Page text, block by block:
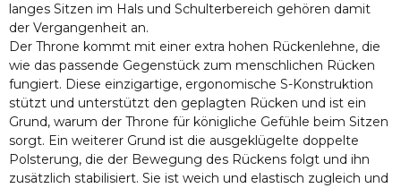
langes Sitzen im Hals und Schulterbereich gehören damit
der Vergangenheit an.
Der Throne kommt mit einer extra hohen Rückenlehne, die
wie das passende Gegenstück zum menschlichen Rücken
fungiert. Diese einzigartige, ergonomische S-Konstruktion
stützt und unterstützt den geplagten Rücken und ist ein
Grund, warum der Throne für königliche Gefühle beim Sitzen
sorgt. Ein weiterer Grund ist die ausgeklügelte doppelte
Polsterung, die der Bewegung des Rückens folgt und ihn
zusätzlich stabilisiert. Sie ist weich und elastisch zugleich und